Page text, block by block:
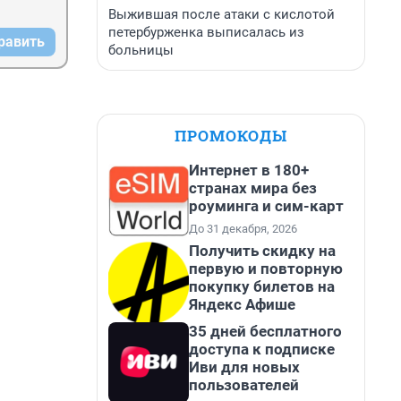
Выжившая после атаки с кислотой
петербурженка выписалась из
больницы
ПРОМОКОДЫ
Интернет в 180+
странах мира без
роуминга и сим-карт
До 31 декабря, 2026
Получить скидку на
первую и повторную
покупку билетов на
Яндекс Афише
35 дней бесплатного
доступа к подписке
Иви для новых
пользователей